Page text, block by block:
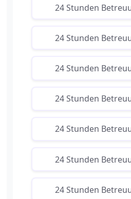
24 Stunden
24 Stunden
24 Stunden
24 Stunden
24 Stunden
24 Stunden
24 Stunden